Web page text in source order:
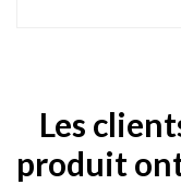
Les
produit